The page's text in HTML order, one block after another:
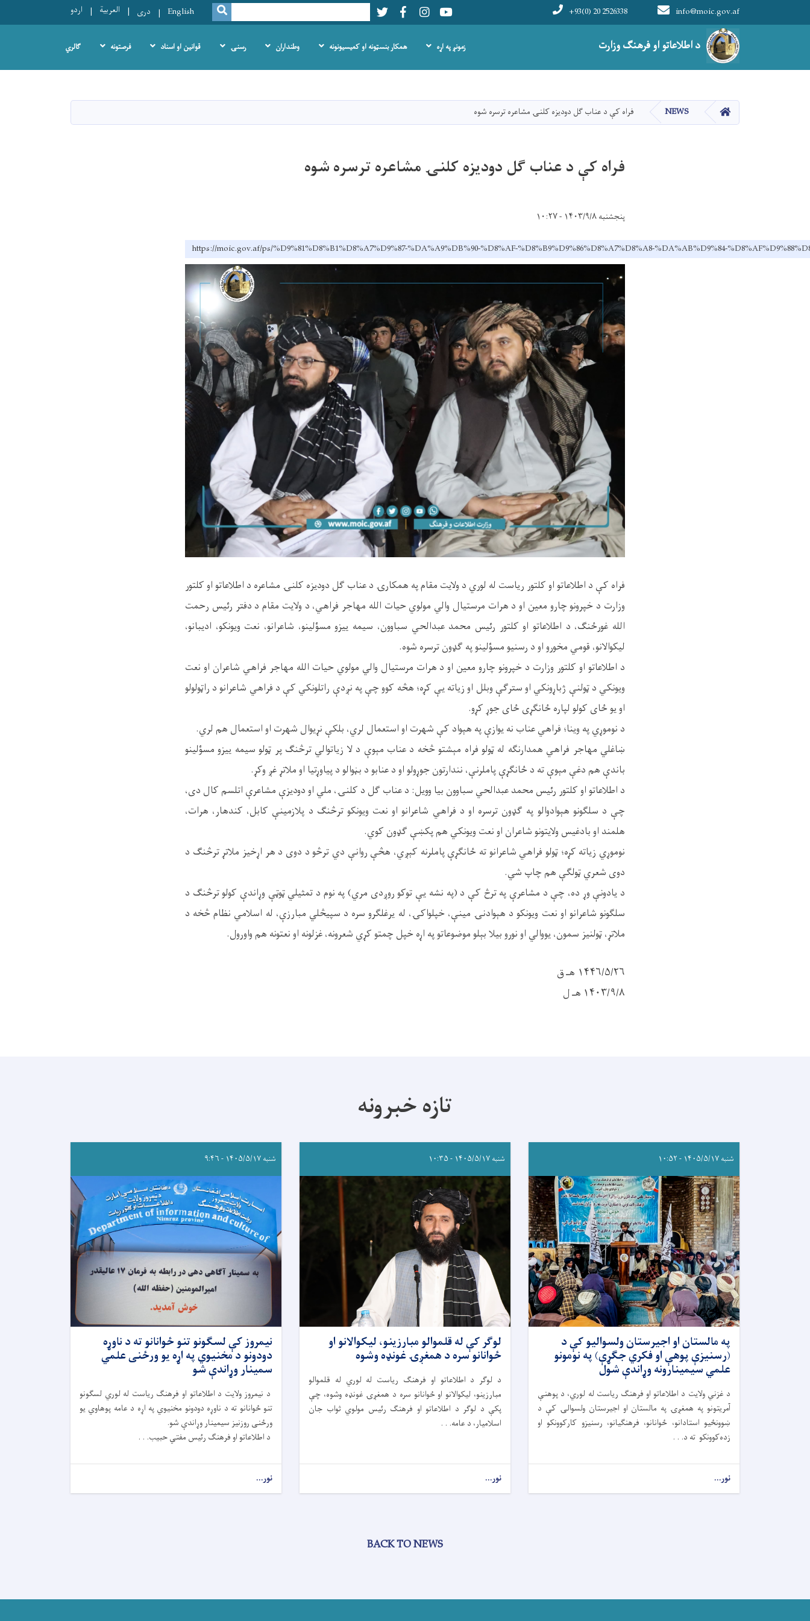
د اطلاعاتو او فرهنګ وزارت
info@moic.gov.af
+93(0) 20 2526338
Youtube
LinkedIn
Facebook
Twitter
Search
SEARCH
English دری العربية اردو
Main navigation
زمونږ په اړه همکار بنسټونه او کمیسیونونه وطنداران رسنۍ قوانین او اسناد فرصتونه ګالري
HOME
NEWS فراه کې د عناب ګل دودیزه کلنۍ مشاعره ترسره شوه
فراه کې د عناب ګل دودیزه کلنۍ مشاعره ترسره شوه
پنجشنبه ۱۴۰۳/۹/۸ - ۱۰:۲۷
https://moic.gov.af/ps/%D9%81%D8%B1%D8%A7%D9%87-%DA%A9%DB%90-%D8%AF-%D8%B9%D9%86%D8%A7%D8%A8-%DA%AB%D9%84-
فراه کې د اطلاعاتو او کلتور رياست له لوري د ولايت مقام په همکارۍ د عناب ګل دودیزه کلنۍ مشاعره د اطلاعاتو او کلتور
وزارت د خپرونو چارو معين او د هرات مرستيال والي مولوي حيات الله مهاجر فراهي، د ولایت مقام د دفتر رئیس رحمت
الله غورځنګ، د اطلاعاتو او کلتور رئيس محمد عبدالحي سباوون، سیمه ییزو مسؤلينو، شاعرانو، نعت ویونکو، اديبانو،
ليکوالانو، قومي مخورو او د رسنيو مسؤلينو په ګډون ترسره شوه.
د اطلاعاتو او کلتور وزارت د خپرونو چارو معين او د هرات مرستيال والي مولوي حيات الله مهاجر فراهي شاعران او نعت
ويونکي د ټولنې ژباړونکي او سترګې وبلل او زیاته یې کړه؛ هڅه کوو چې په نږدې راتلونکي کې د فراهي شاعرانو د راټولولو
او يو ځای کولو لپاره ځانګړی ځای جوړ کړو.
د نوموړي په وينا؛ فراهي عناب نه يوازې په هېواد کې شهرت او استعمال لري، بلکې نړيوال شهرت او استعمال هم لري.
ښاغلي مهاجر فراهي همدارنګه له ټولو فراه مېشتو څخه د عناب مېوې د لا زياتوالي ترڅنګ پر ټولو سيمه ييزو مسؤلينو
باندې هم دغې مېوې ته د ځانګړې پاملرنې، نندارتون جوړولو او د عنابو د بڼوالو د‌ پياوړتيا او ملاتړ غږ وکړ.
د اطلاعاتو او کلتور رئيس محمد عبدالحي سباوون بیا وويل: د عناب ګل د کلنۍ، ملي او دوديزې مشاعرې اتلسم کال دی،
چې د سلګونو هېوادوالو په ګډون ترسره او د فراهي شاعرانو او نعت ويونکو ترڅنګ د پلازمينې کابل، کندهار، هرات،
هلمند او بادغيس ولايتونو شاعران او نعت ويونکي هم پکښې ګډون کوي.
نوموړي زياته کړه؛ ټولو فراهي شاعرانو ته ځانګړې پاملرنه کېږي، هڅې روانې دي ترڅو د دوی د هر اړخيز ملاتړ ترڅنګ د
دوی شعري ټولګې هم چاپ شي.
د یادونې وړ ده، چې د مشاعرې په ترڅ کې د (په نشه يې توکو روږدی مري) په نوم د تمثيلي ټوټې وړاندې کولو ترڅنګ د
سلګونو شاعرانو او نعت ويونکو د هېوادنۍ مينې، خپلواکۍ، له يرغلګرو سره د سپيڅلي مبارزې، له اسلامي نظام څخه د
ملاتړ، ټولنيز سمون، يووالي او نورو بيلا بېلو موضوعاتو په اړه خپل چمتو کړي شعرونه، غزلونه او نعتونه هم واورول.
۱۴۴۶/۵/۲۶ هـ ق
۱۴۰۳/۹/۸ هـ ل
تازه خبرونه
شنبه ۱۴۰۵/۵/۱۷ - ۱۰:۵۲
په مالستان او اجیرستان ولسوالیو کې د
(رسنیزې پوهې او فکري جګړې) په نومونو
علمي سیمینارونه وړاندې شول
د غزني ولایت د اطلاعاتو او فرهنګ ریاست له لوري، د پوهنې
آمریتونو په همغږۍ په مالستان او اجیرستان ولسوالۍ کې د
ښوونځیو استادانو، ځوانانو، فرهنګیانو، رسنیزو کارکوونکو او
زده‌کوونکو ته د. . .
نور...
شنبه ۱۴۰۵/۵/۱۷ - ۱۰:۳۵
لوګر کې له قلموالو مبارزینو، لیکوالانو او
ځوانانو سره د همغږۍ غونډه وشوه
د لوګر د اطلاعاتو او فرهنګ ریاست له لوري له قلموالو
مبارزینو، لیکوالانو او ځوانانو سره د همغږۍ غونډه وشوه، چې
پکې د لوګر د اطلاعاتو او فرهنګ رئیس مولوي ثواب جان
اسلامیار، د عامه. . .
نور...
شنبه ۱۴۰۵/۵/۱۷ - ۹:۴۶
نیمروز کې لسګونو تنو ځوانانو ته د ناوړه
دودونو د مخنیوي په اړه یو ورځنی علمي
سمینار وړاندې شو
د نیمروز ولایت د اطلاعاتو او فرهنگ ریاست له لوري لسګونو
تنو ځوانانو ته د ناوړه دودونو مخنیوي په اړه د عامه پوهاوي يو
ورځنی روزنیز سیمینار وړاندې شو.
د اطلاعاتو او فرهنګ رئیس مفتي حبیب. . .
نور...
BACK TO NEWS